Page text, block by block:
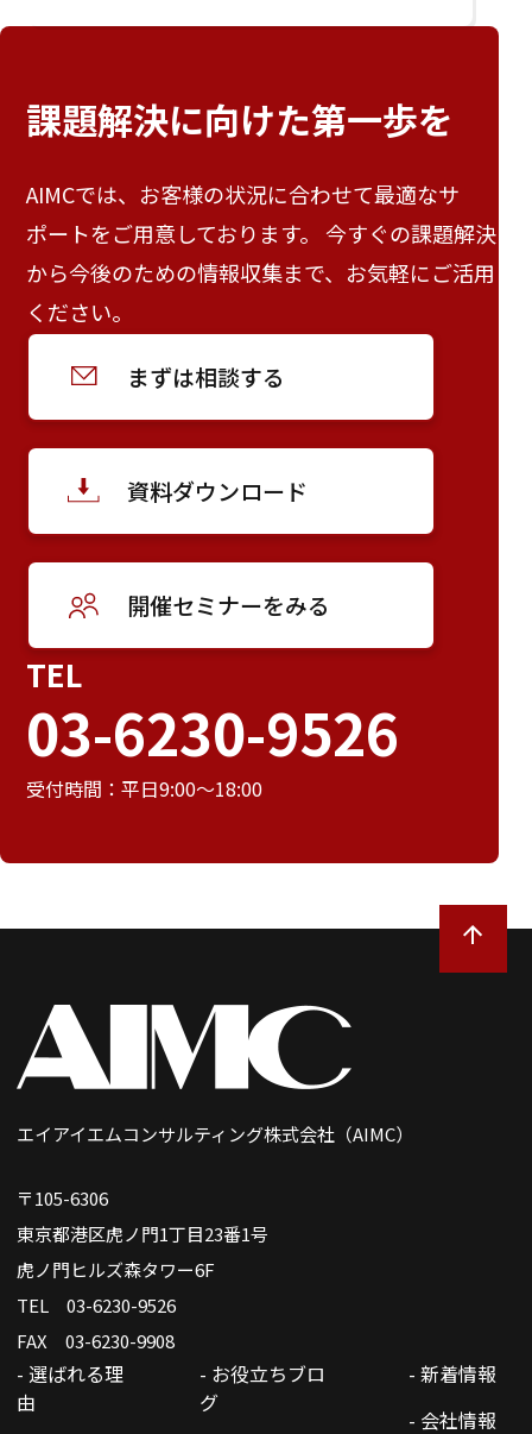
課題解決に向けた第一歩を
AIMCでは、お客様の状況に合わせて最適なサ
ポートをご用意しております。 今すぐの課題解決
から今後のための情報収集まで、お気軽にご活用
ください。
まずは相談する
資料ダウンロード
開催セミナーをみる
TEL
03-6230-9526
受付時間：平日9:00～18:00
エイアイエムコンサルティング株式会社（AIMC）
〒105-6306
東京都港区虎ノ門1丁目23番1号
虎ノ門ヒルズ森タワー6F
TEL 03-6230-9526
FAX 03-6230-9908
- 選ばれる理
由
- お役立ちブロ
グ
- 新着情報
- 会社情報